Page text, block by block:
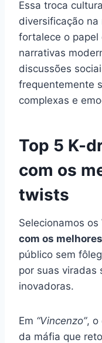
Essa troca
diversificação
fortalece o papel
narrativas
discussões
frequentemente
complexas e
Top 5 K-
com os
twists
Selecionamos os
com os
público sem
por suas viradas
inovadoras.
Em “Vincenzo”, o
da máfia que